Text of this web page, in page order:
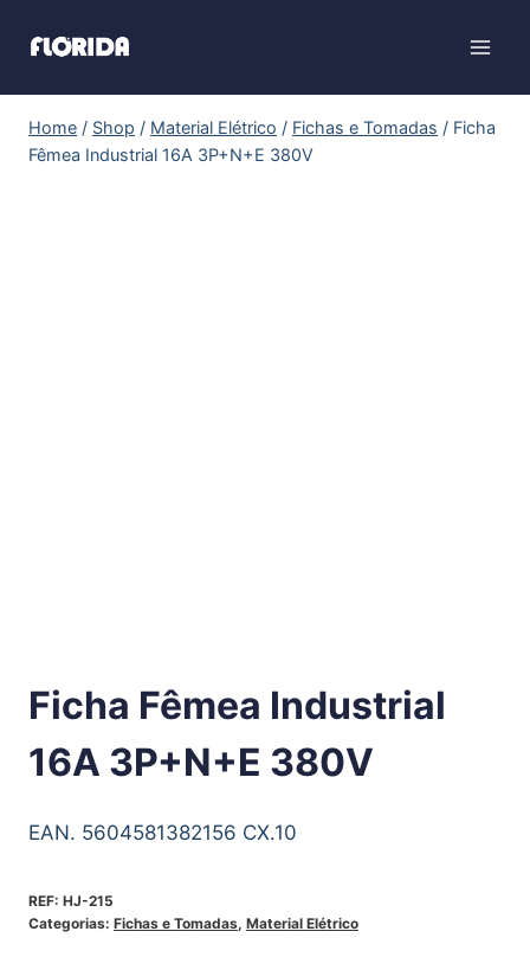
Home / Shop / Material Elétrico / Fichas e Tomadas / Ficha
Fêmea Industrial 16A 3P+N+E 380V
Ficha Fêmea Industrial
16A 3P+N+E 380V
EAN. 5604581382156 CX.10
REF: HJ-215
Categorias: Fichas e Tomadas, Material Elétrico